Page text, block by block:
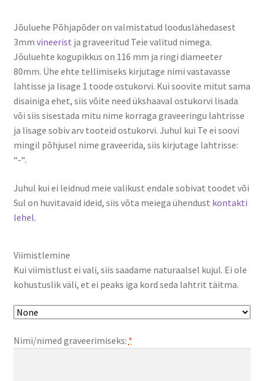
Jõuluehe Põhjapõder on valmistatud looduslähedasest
3mm vineerist ja graveeritud Teie valitud nimega.
Jõuluehte kogupikkus on 116 mm ja ringi diameeter
80mm. Ühe ehte tellimiseks kirjutage nimi vastavasse
lahtisse ja lisage 1 toode ostukorvi. Kui soovite mitut sama
disainiga ehet, siis võite need ükshaaval ostukorvi lisada
või siis sisestada mitu nime korraga graveeringu lahtrisse
ja lisage sobiv arv tooteid ostukorvi. Juhul kui Te ei soovi
mingil põhjusel nime graveerida, siis kirjutage lahtrisse:
“-“.
Juhul kui ei leidnud meie valikust endale sobivat toodet või
Sul on huvitavaid ideid, siis võta meiega ühendust kontakti
lehel.
Viimistlemine
Kui viimistlust ei vali, siis saadame naturaalsel kujul. Ei ole
kohustuslik väli, et ei peaks iga kord seda lahtrit täitma.
Nimi/nimed graveerimiseks: *